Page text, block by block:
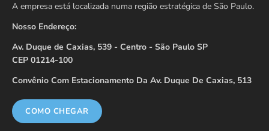
A empresa está localizada numa região estratégica de São Paulo.
Nosso Endereço:
Av. Duque de Caxias, 539 - Centro - São Paulo SP
CEP 01214-100
Convênio Com Estacionamento Da Av. Duque De Caxias, 513
COMO CHEGAR